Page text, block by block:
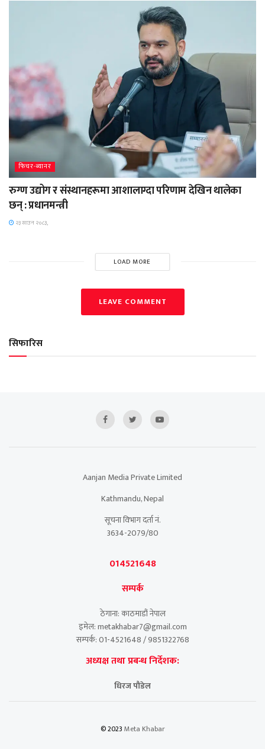
फिचर-ब्यानर
रुग्ण उद्योग र संस्थानहरूमा आशालाग्दा परिणाम देखिन थालेका
छन् : प्रधानमन्त्री
२३ साउन २०८३,
LOAD MORE
LEAVE COMMENT
सिफारिस
Aanjan Media Private Limited
Kathmandu, Nepal
सूचना विभाग दर्ता नं.
3634-2079/80
014521648
सम्पर्क
ठेगाना: काठमाडौं नेपाल
इमेल: metakhabar7@gmail.com
सम्पर्क: 01-4521648 / 9851322768
अध्यक्ष तथा प्रबन्ध निर्देशक:
धिरज पौडेल
© 2023 Meta Khabar